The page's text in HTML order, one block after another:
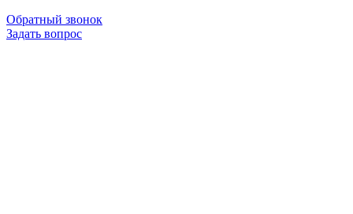
Обратный звонок
Задать вопрос